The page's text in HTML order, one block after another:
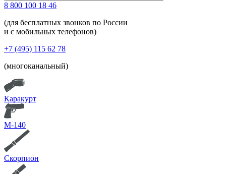
8 800 100 18 46
(для бесплатных звонков по России
и с мобильных телефонов)
+7 (495) 115 62 78
(многоканальный)
Каракурт
М-140
Скорпион